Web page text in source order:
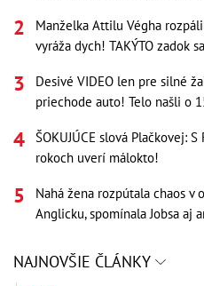
Manželka Attilu Végha
vyráža dych! TAKÝTO zadok
Desivé VIDEO len pre silné
priechode auto! Telo našli o
ŠOKUJÚCE slová Plačkovej:
rokoch uverí málokto!
Nahá žena rozpútala chaos v
Anglicku, spomínala Jobsa aj
NAJNOVŠIE ČLÁNKY